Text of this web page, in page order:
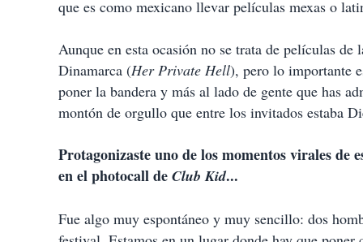
que es como mexicano llevar películas mexas o
Aunque en esta ocasión no se trata de películas
Dinamarca (Her Private Hell), pero lo importante
poner la bandera y más al lado de gente que has
montón de orgullo que entre los invitados estaba
Protagonizaste uno de los momentos virales de
en el photocall de Club Kid...
Fue algo muy espontáneo y muy sencillo: dos